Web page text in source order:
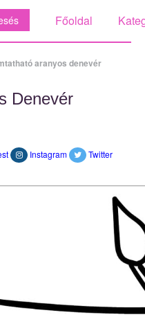
Főoldal
aranyos denevér
Denevér
Instagram Twitter